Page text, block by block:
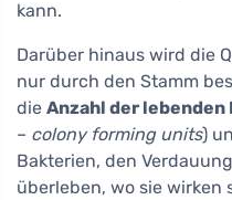
kann.
Darüber hinaus wird die
nur durch den Stamm
die Anzahl der
– colony forming units)
Bakterien, den
überleben, wo sie wirken